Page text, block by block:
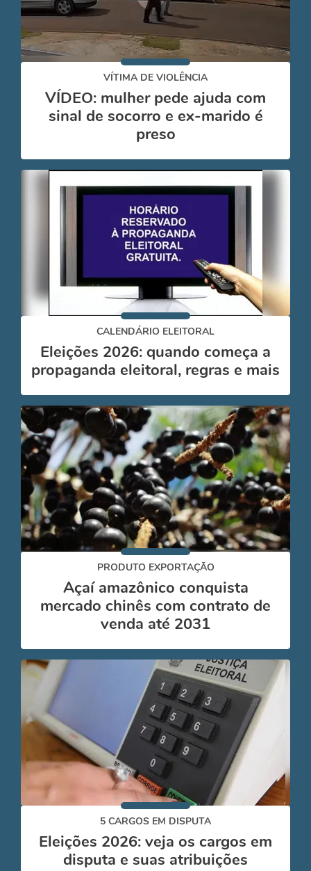
VÍTIMA DE VIOLÊNCIA
VÍDEO: mulher pede ajuda com
sinal de socorro e ex-marido é
preso
CALENDÁRIO ELEITORAL
Eleições 2026: quando começa a
propaganda eleitoral, regras e mais
PRODUTO EXPORTAÇÃO
Açaí amazônico conquista
mercado chinês com contrato de
venda até 2031
5 CARGOS EM DISPUTA
Eleições 2026: veja os cargos em
disputa e suas atribuições